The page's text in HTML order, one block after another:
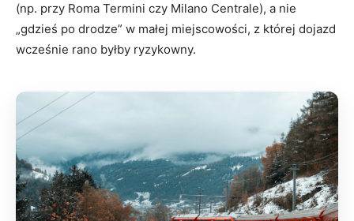
(np. przy Roma Termini czy Milano Centrale), a nie
„gdzieś po drodze” w małej miejscowości, z której dojazd
wcześnie rano byłby ryzykowny.